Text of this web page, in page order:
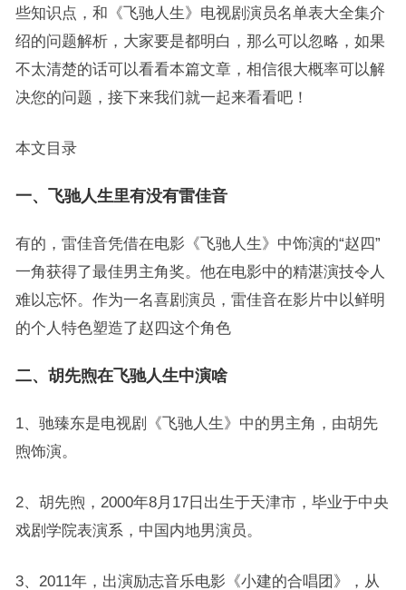
些知识点，和《飞驰人生》电视剧演员名单表大全集介
绍的问题解析，大家要是都明白，那么可以忽略，如果
不太清楚的话可以看看本篇文章，相信很大概率可以解
决您的问题，接下来我们就一起来看看吧！
本文目录
一、飞驰人生里有没有雷佳音
有的，雷佳音凭借在电影《飞驰人生》中饰演的“赵四”
一角获得了最佳男主角奖。他在电影中的精湛演技令人
难以忘怀。作为一名喜剧演员，雷佳音在影片中以鲜明
的个人特色塑造了赵四这个角色
二、胡先煦在飞驰人生中演啥
1、驰臻东是电视剧《飞驰人生》中的男主角，由胡先
煦饰演。
2、胡先煦，2000年8月17日出生于天津市，毕业于中央
戏剧学院表演系，中国内地男演员。
3、2011年，出演励志音乐电影《小建的合唱团》，从